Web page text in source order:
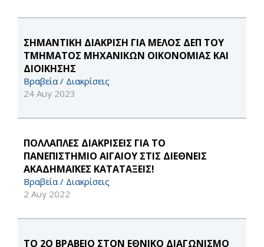
ΣΗΜΑΝΤΙΚΗ ΔΙΑΚΡΙΣΗ ΓΙΑ ΜΕΛΟΣ ΔΕΠ ΤΟΥ
ΤΜΗΜΑΤΟΣ ΜΗΧΑΝΙΚΩΝ ΟΙΚΟΝΟΜΙΑΣ ΚΑΙ
ΔΙΟΙΚΗΣΗΣ
Βραβεία / Διακρίσεις
24 Αυγ 2023
ΠΟΛΛΑΠΛΕΣ ΔΙΑΚΡΙΣΕΙΣ ΓΙΑ ΤΟ
ΠΑΝΕΠΙΣΤΗΜΙΟ ΑΙΓΑΙΟΥ ΣΤΙΣ ΔΙΕΘΝΕΙΣ
ΑΚΑΔΗΜΑΪΚΕΣ ΚΑΤΑΤΑΞΕΙΣ!
Βραβεία / Διακρίσεις
2 Αυγ 2022
ΤΟ 2Ο ΒΡΑΒΕΙΟ ΣΤΟΝ ΕΘΝΙΚΟ ΔΙΑΓΩΝΙΣΜΟ